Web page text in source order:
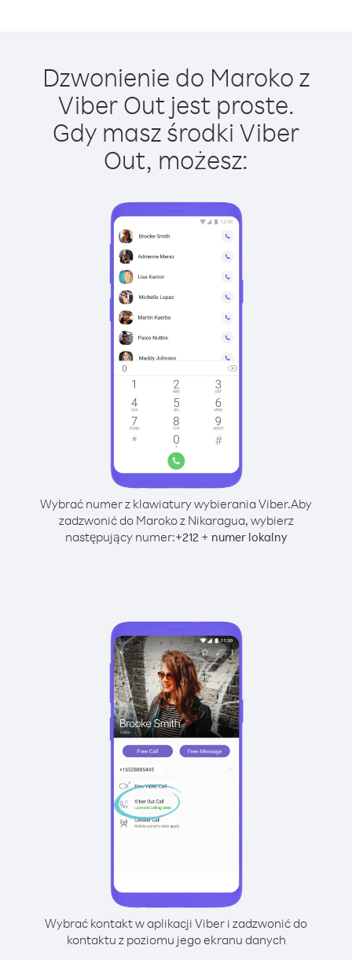
Dzwonienie do Maroko z
Viber Out jest proste.
Gdy masz środki Viber
Out, możesz:
Wybrać numer z klawiatury wybierania Viber.Aby
zadzwonić do Maroko z Nikaragua, wybierz
następujący numer:+212+ numer lokalny
Wybrać kontakt w aplikacji Viber i zadzwonić do
kontaktu z poziomu jego ekranu danych